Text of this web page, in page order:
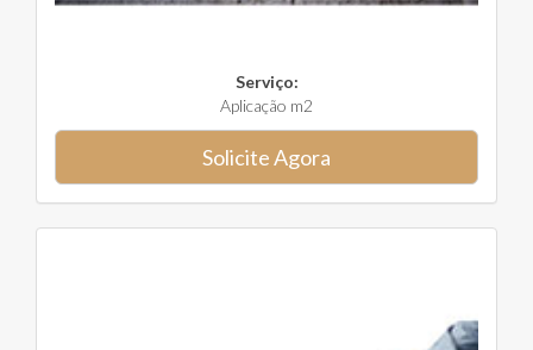
Serviço:
Aplicação m2
Solicite Agora